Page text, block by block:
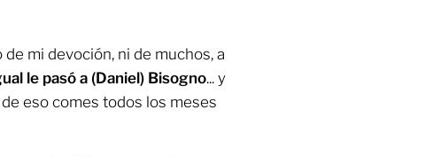
mi devoción, ni de muchos, a
le pasó a (Daniel) Bisogno... y
eso comes todos los meses